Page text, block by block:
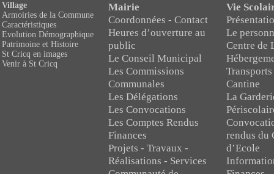
Village
Armoiries de la Commune
Caractéristiques
Evolution Démographique
Patrimoine et Histoire
St Cricq en images
Venir à St Cricq
Mairie
Coordonnées - Contact
Heures d’ouverture au
public
Le Conseil Municipal
Les Commissions
Communales
Les Délégations
Les Convocations
Les Comptes Rendus
Finances
Projets - Travaux -
Réalisations - Services
Vie
Le
Centre de
Cantine
La
rendus du
d’Ecole